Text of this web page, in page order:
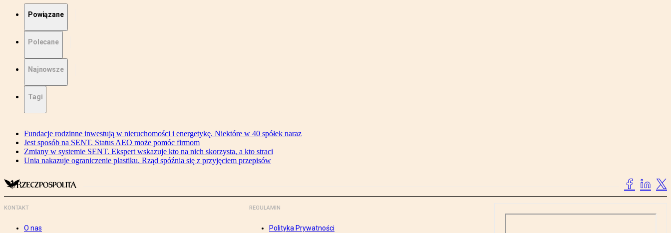
Powiązane
Polecane
Najnowsze
Tagi
Fundacje rodzinne inwestują w nieruchomości i energetykę. Niektóre w 40 spółek naraz
Jest sposób na SENT. Status AEO może pomóc firmom
Zmiany w systemie SENT. Ekspert wskazuje kto na nich skorzysta, a kto straci
Unia nakazuje ograniczenie plastiku. Rząd spóźnia się z przyjęciem przepisów
KONTAKT
O nas
REGULAMIN
Polityka Prywatności